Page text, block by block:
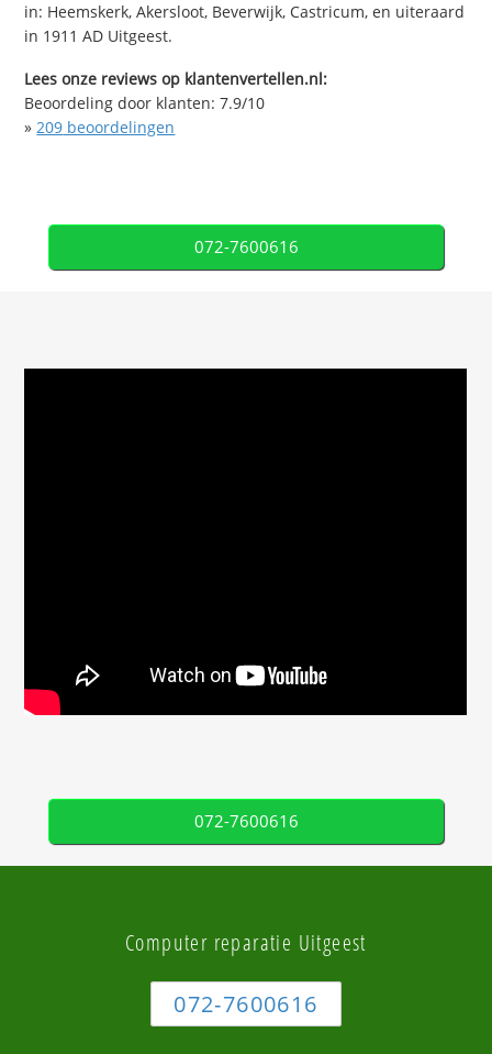
in: Heemskerk, Akersloot, Beverwijk, Castricum, en uiteraard
in 1911 AD Uitgeest.
Lees onze reviews op klantenvertellen.nl:
Beoordeling door klanten:7.9/10
»209 beoordelingen
072-7600616
072-7600616
Computer reparatie Uitgeest
072-7600616